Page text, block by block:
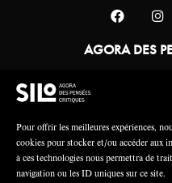
Pour offrir les meilleures expériences,
cookies pour stocker et/ou accéder aux
à ces technologies nous permettra de
navigation ou les ID uniques sur ce site.
AGORA DES